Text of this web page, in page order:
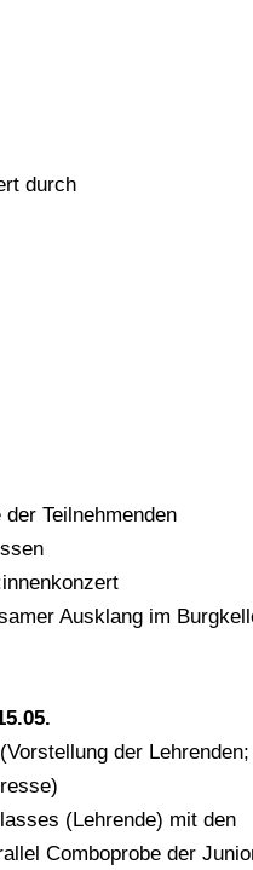
durch
im
der Lehrenden;
(Lehrende) mit den
Comboprobe der